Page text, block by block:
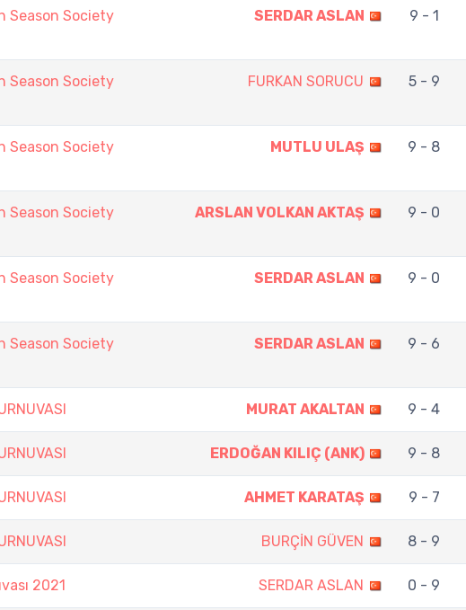
Season Society
SERDAR ASLAN 9 - 1
Season Society
FURKAN SORUCU 5 - 9
Season Society
MUTLU ULAŞ 9 - 8
Season Society
ARSLAN VOLKAN AKTAŞ 9 - 0
Season Society
SERDAR ASLAN 9 - 0
Season Society
SERDAR ASLAN 9 - 6
MURAT AKALTAN 9 - 4
ERDOĞAN KILIÇ (ANK) 9 - 8
AHMET KARATAŞ 9 - 7
BURÇİN GÜVEN 8 - 9
2021 SERDAR ASLAN 0 - 9